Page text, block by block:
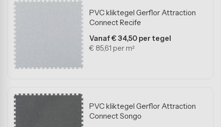
PVC kliktegel Gerflor Attraction
Connect Recife
Vanaf € 34,50 per tegel
€ 85,61 per m²
PVC kliktegel Gerflor Attraction
Connect Songo